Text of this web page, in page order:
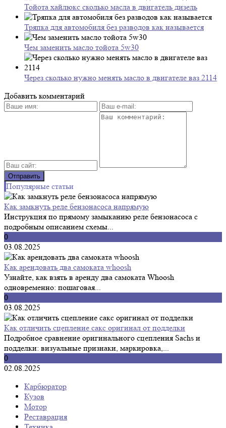
Тойота хайлюкс сколько масла в двигатель дизель
Тряпка для автомобиля без разводов как называется
Чем заменить масло тойота 5w30
Через сколько нужно менять масло в двигателе ваз 2114
Добавить комментарий
Популярные статьи
Как замкнуть реле бензонасоса напрямую
Инструкция по прямому замыканию реле бензонасоса с
подробным описанием схемы...
0
03.08.2025
Как арендовать два самоката whoosh
Узнайте, как взять в аренду два самоката Whoosh
одновременно: пошаговая...
0
03.08.2025
Как отличить сцепление сакс оригинал от подделки
Подробное сравнение оригинального сцепления Sachs и
подделки: визуальные признаки, маркировка,...
0
02.08.2025
Карбюратор
Кузов
Мотор
Реставрация